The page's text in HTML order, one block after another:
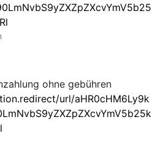
ohne gebühren
url/aHR0cHM6Ly9k